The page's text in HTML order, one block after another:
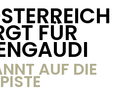
FÜR
AUF DIE
PISTE